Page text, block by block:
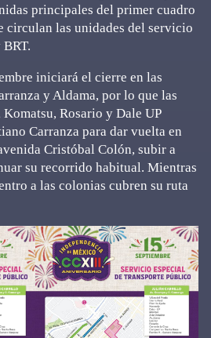
principales del primer cuadro
circulan las unidades del servicio
iniciará el cierre en las
y Aldama, por lo que las
Rosario y Dale UP
Carranza para dar vuelta en
Cristóbal Colón, subir a
su recorrido habitual. Mientras
a las colonias cubren su ruta